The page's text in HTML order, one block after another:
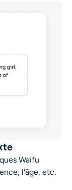
Waifu
l'âge, etc.